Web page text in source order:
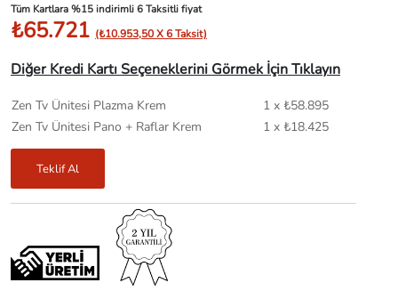
Tüm Kartlara %15 indirimli 6 Taksitli fiyat
₺65.721 (₺10.953,50 X 6 Taksit)
Diğer Kredi Kartı Seçeneklerini Görmek İçin Tıklayın
Zen Tv Ünitesi Plazma Krem
1 x ₺58.895
Zen Tv Ünitesi Pano + Raflar Krem
1 x ₺18.425
Teklif Al